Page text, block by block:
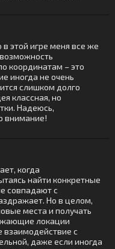
этой игре меня все же
координатам – это
иногда не очень
слишком долго
классная, но
Надеюсь,
внимание!
когда
найти конкретные
совпадают с
Но в целом,
места и получать
локации
с
даже если иногда